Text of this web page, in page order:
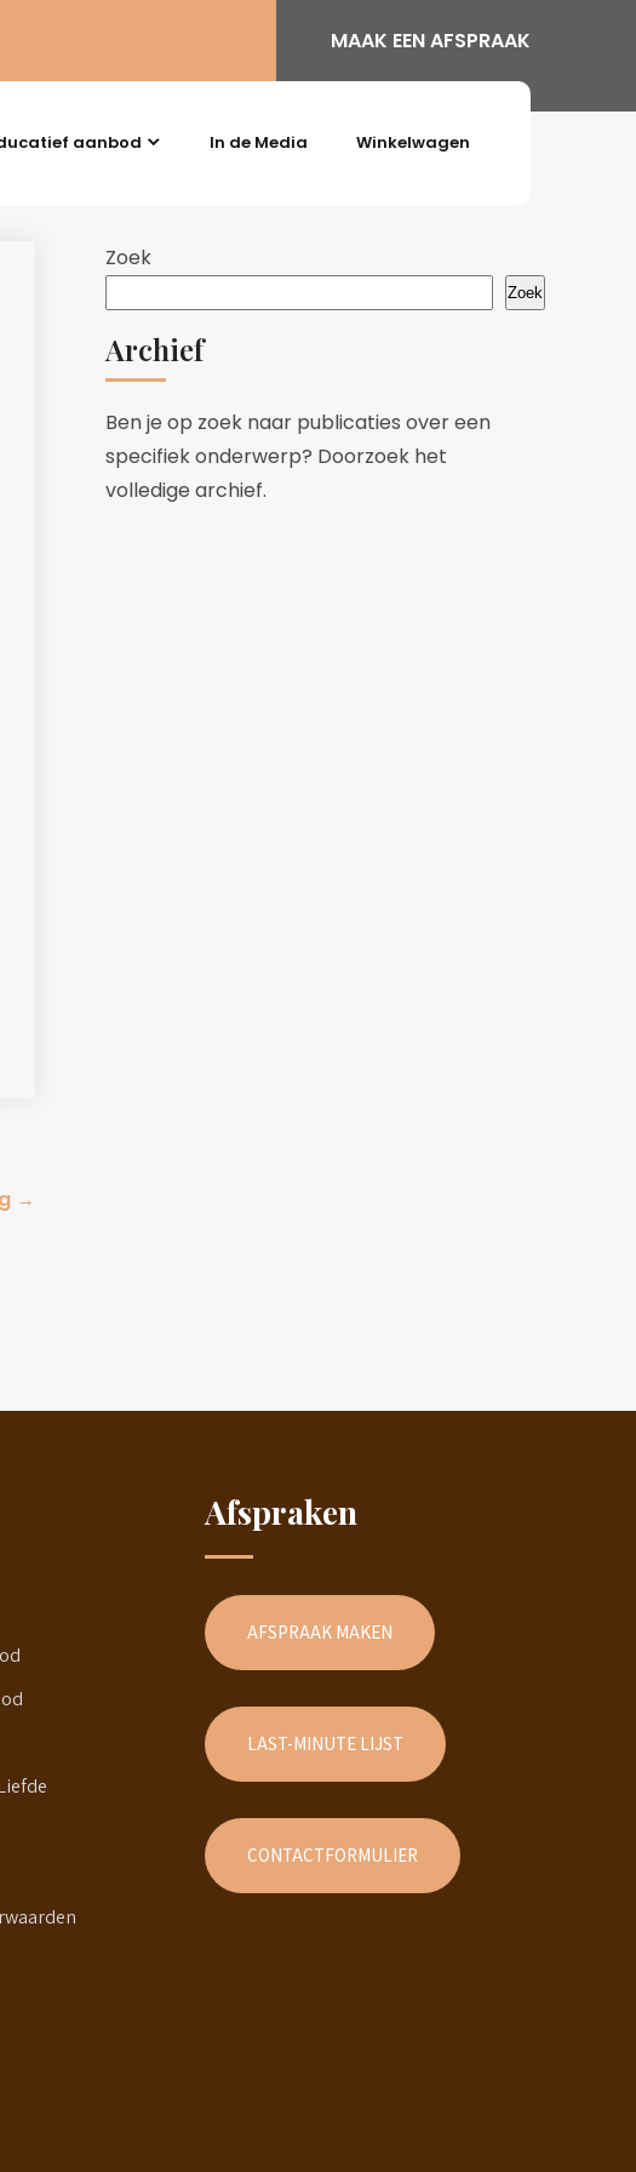
MAAK EEN AFSPRAAK
aanbod In de Media Winkelwagen
→
Zoek
Zoek
Archief
Ben je op zoek naar publicaties over een
specifiek onderwerp? Doorzoek het
volledige archief.
Afspraken
AFSPRAAK MAKEN
LAST-MINUTE LIJST
CONTACTFORMULIER